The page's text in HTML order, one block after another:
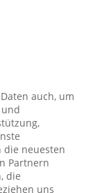
auch, um
die neuesten
Partnern
die
uns